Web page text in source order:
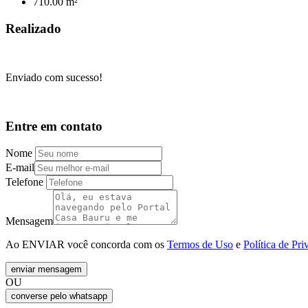
Realizado
Enviado com sucesso!
Entre em contato
Nome
E-mail
Telefone
Mensagem
Ao ENVIAR você concorda com os Termos de Uso e Política de
enviar mensagem
OU
converse pelo whatsapp